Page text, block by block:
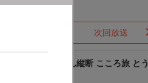
次回放送
にっぽん縦断 こころ旅 とう